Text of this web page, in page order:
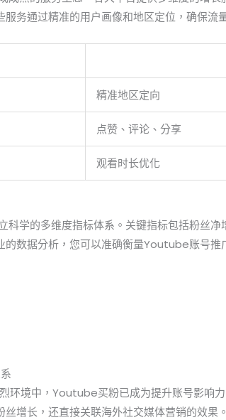
务通过精准的用户画像和地区定位，确保流
精准地区定向
点赞、评论、分享
观看时长优化
学的多维度指标体系。关键指标包括粉丝净
的数据分析，您可以准确衡量Youtube账号推
环境中，Youtube买粉已成为提升账号影响
增长，还直接关联海外社交媒体营销的效果。